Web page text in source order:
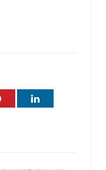
Pinterest LinkedIn